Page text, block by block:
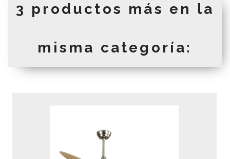
3 productos más en la
misma categoría: